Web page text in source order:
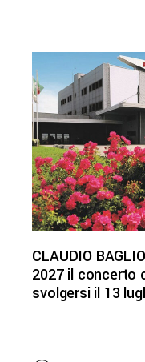
CLAUDIO
2027 il concerto
svolgersi il 13